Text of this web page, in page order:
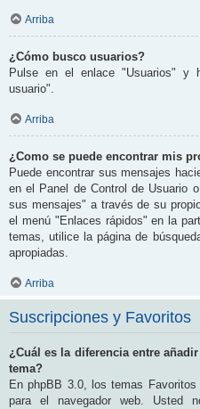
Arriba
¿Cómo busco usuarios?
Pulse en el enlace "Usuarios" y
usuario".
Arriba
¿Como se puede encontrar mis
Puede encontrar sus mensajes
en el Panel de Control de Usuario
sus mensajes" a través de su
el menú "Enlaces rápidos" en la
temas, utilice la página de
apropiadas.
Arriba
Suscripciones y Favoritos
¿Cuál es la diferencia entre
tema?
En phpBB 3.0, los temas
para el navegador web. Usted